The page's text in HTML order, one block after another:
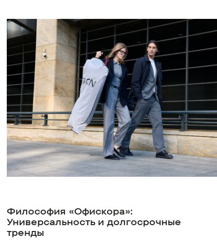
Философия «Офискора»:
Универсальность и долгосрочные
тренды